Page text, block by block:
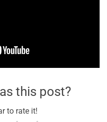
this post?
to rate it!